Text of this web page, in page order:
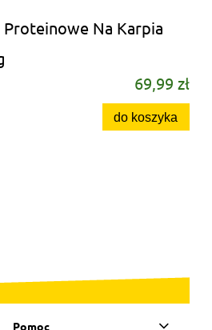
Na Karpia
69,99 zł
do koszyka
Pomoc